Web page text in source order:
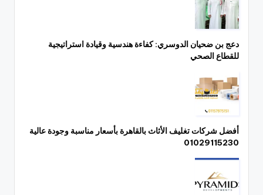
دعج بن ضحيان الدوسري: كفاءة هندسية وقيادة استراتيجية
للقطاع الصحي
أفضل شركات تغليف الأثاث بالقاهرة بأسعار مناسبة وجودة عالية
01029115230